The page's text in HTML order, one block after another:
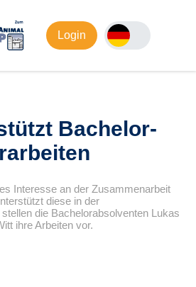
Login
Bachelor-
Interesse an der Zusammenarbeit
diese in der
die Bachelorabsolventen Lukas
ihre Arbeiten vor.